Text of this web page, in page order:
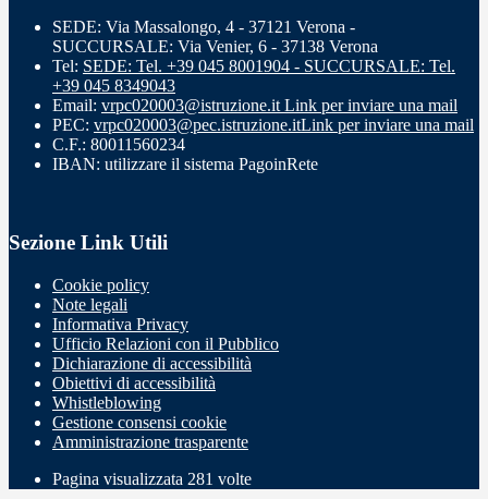
SEDE: Via Massalongo, 4 - 37121 Verona -
SUCCURSALE: Via Venier, 6 - 37138 Verona
Tel: SEDE: Tel. +39 045 8001904 - SUCCURSALE: Tel.
+39 045 8349043
Email: vrpc020003@istruzione.it Link per inviare una mail
PEC: vrpc020003@pec.istruzione.itLink per inviare una mail
C.F.: 80011560234
IBAN: utilizzare il sistema PagoinRete
Sezione Link Utili
Cookie policy
Note legali
Informativa Privacy
Ufficio Relazioni con il Pubblico
Dichiarazione di accessibilità
Obiettivi di accessibilità
Whistleblowing
Gestione consensi cookie
Amministrazione trasparente
Pagina visualizzata 281 volte